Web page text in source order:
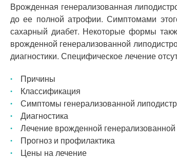
Врожденная генерализованная
до ее полной атрофии. Симптомами
сахарный диабет. Некоторые формы
врожденной генерализованной
диагностики. Специфическое лечение
Причины
Классификация
Симптомы генерализованной
Диагностика
Лечение врожденной
Прогноз и профилактика
Цены на лечение